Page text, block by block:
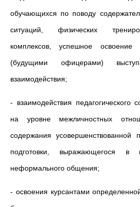
обучающихся по поводу
ситуаций, физических
комплексов, успешное освоение
(будущими офицерами)
взаимодействия;
- взаимодействия педагогического
на уровне межличностных
содержания усовершенствованной
подготовки, выражающегося в
неформального общения;
- освоения курсантами